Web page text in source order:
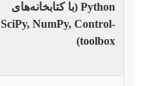
Python (با کتابخانه‌های
SciPy, NumPy, Control-
toolbox)